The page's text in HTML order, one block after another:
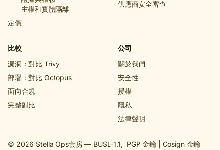
主權和實體隔離
定價
供應商安全審查
比較
漏洞：對比 Trivy
部署：對比 Octopus
面向合規
完整對比
公司
關於我們
安全性
授權
隱私
法律聲明
© 2026 Stella Ops套房 — BUSL-1.1, PGP 金鑰 Cosign 金鑰